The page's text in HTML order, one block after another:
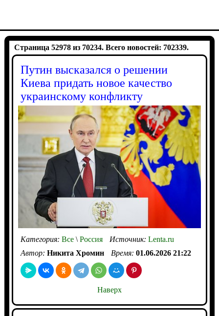
Страница 52978 из 70234. Всего новостей: 702339.
Путин высказался о решении
Киева придать новое качество
украинскому конфликту
Категория: Все\Россия Источник: Lenta.ru
Автор: Никита Хромин Время: 01.06.2026 21:22
Наверх